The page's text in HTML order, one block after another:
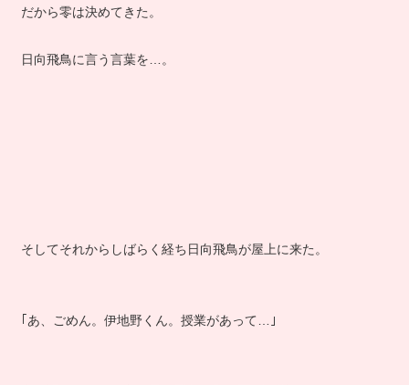
だから零は決めてきた。
日向飛鳥に言う言葉を…。
そしてそれからしばらく経ち日向飛鳥が屋上に来た。
｢あ、ごめん。伊地野くん。授業があって…｣